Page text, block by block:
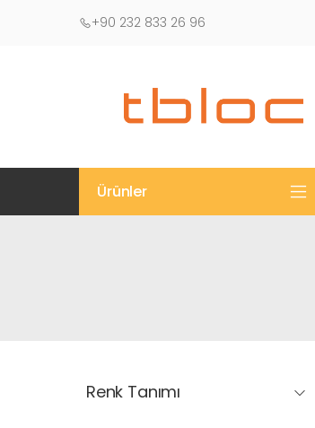
+90 232 833 26 96
Ürünler
Renk Tanımı